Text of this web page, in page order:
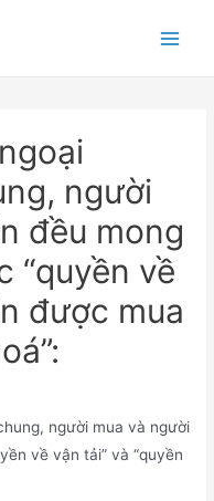
người
đều mong
“quyền về
được mua
người mua và người
về vận tải” và “quyền